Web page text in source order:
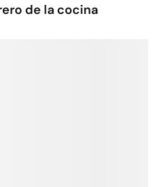
de la cocina